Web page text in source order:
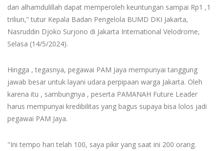
dan alhamdulillah dapat memperoleh keuntungan sampai Rp1 ,1
triliun,” tutur Kepala Badan Pengelola BUMD DKI Jakarta,
Nasruddin Djoko Surjono di Jakarta International Velodrome,
Selasa (14/5/2024).
Hingga , tegasnya, pegawai PAM Jaya mempunyai tanggung
jawab besar untuk layani udara perpipaan warga Jakarta. Oleh
karena itu , sambungnya , peserta PAMANAH Future Leader
harus mempunyai kredibilitas yang bagus supaya bisa lolos jadi
pegawai PAM Jaya.
"Ini tempo hari telah 100, saya pikir yang saat ini 200 orang.